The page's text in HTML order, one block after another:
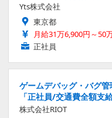
Yts株式会社
東京都
月給31万6,900円～50
正社員
ゲームデバッグ・バグ
「正社員/交通費全額支
株式会社RIOT